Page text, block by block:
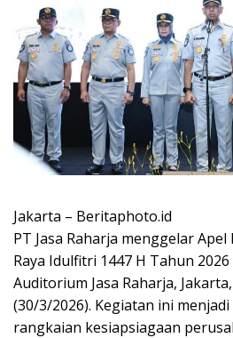
Jakarta – Beritaphoto.id
PT Jasa Raharja menggelar
Raya Idulfitri 1447 H Tahun
Auditorium Jasa Raharja,
(30/3/2026). Kegiatan ini
rangkaian kesiapsiagaan